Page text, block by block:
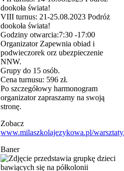
dookoła świata!
VIII turnus: 21-25.08.2023 Podróż
dookoła świata!
Godziny otwarcia:7:30 -17:00
Organizator Zapewnia obiad i
podwieczorek orz ubezpieczenie
NNW.
Grupy do 15 osób.
Cena turnusu: 596 zł.
Po szczegółowy harmonogram
organizator zapraszamy na swoją
stronę.
Zobacz
www.milaszkolajezykowa.pl/
Baner